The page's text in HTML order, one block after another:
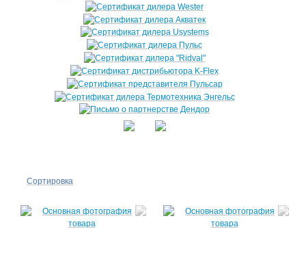
Сортировка